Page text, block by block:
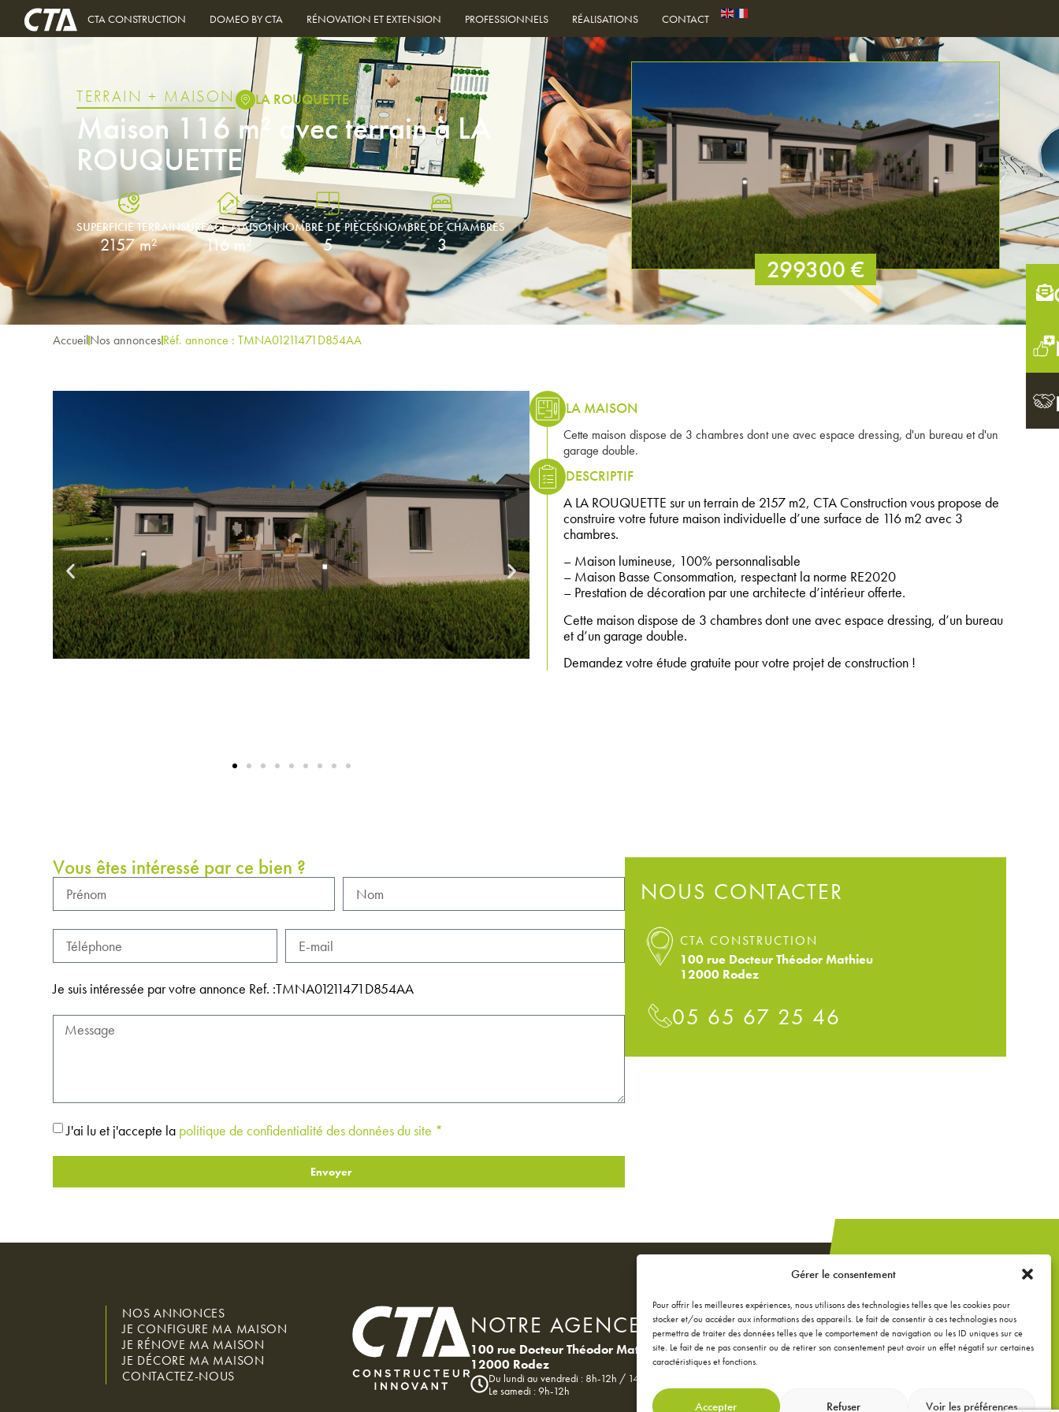
Gérer le consentement
Pour offrir les meilleures expériences, nous utilisons des technologies telles que les cookies pour
stocker et/ou accéder aux informations des appareils. Le fait de consentir à ces technologies nous
permettra de traiter des données telles que le comportement de navigation ou les ID uniques sur ce
site. Le fait de ne pas consentir ou de retirer son consentement peut avoir un effet négatif sur certaines
caractéristiques et fonctions.
Accepter Refuser Voir les préférences
CTA CONSTRUCTION DOMEO BY CTA RÉNOVATION ET EXTENSION PROFESSIONNELS RÉALISATIONS CONTACT
TERRAIN + MAISON LA ROUQUETTE
Maison 116 m² avec terrain à LA
ROUQUETTE
SUPERFICIE TERRAIN
2157 m²
SURFACE MAISON
116 m²
NOMBRE DE PIÈCES
5
NOMBRE DE CHAMBRES
3
299300 €
AccueilNos annoncesRéf. annonce : TMNA01211471D854AA
LA MAISON
Cette maison dispose de 3 chambres dont une avec espace dressing, d'un bureau et d'un
garage double.
DESCRIPTIF
A LA ROUQUETTE sur un terrain de 2157 m2, CTA Construction vous propose de
construire votre future maison individuelle d’une surface de 116 m2 avec 3
chambres.
– Maison lumineuse, 100% personnalisable
– Maison Basse Consommation, respectant la norme RE2020
– Prestation de décoration par une architecte d’intérieur offerte.
Cette maison dispose de 3 chambres dont une avec espace dressing, d’un bureau
et d’un garage double.
Demandez votre étude gratuite pour votre projet de construction !
Vous êtes intéressé par ce bien ?
Je suis intéressée par votre annonce Ref. :TMNA01211471D854AA
J'ai lu et j'accepte la politique de confidentialité des données du site *
Envoyer
NOUS CONTACTER
CTA CONSTRUCTION
100 rue Docteur Théodor Mathieu
12000 Rodez
05 65 67 25 46
NOS ANNONCES
JE CONFIGURE MA MAISON
JE RÉNOVE MA MAISON
JE DÉCORE MA MAISON
CONTACTEZ-NOUS
NOTRE AGENCE
100 rue Docteur Théodor Mathieu
12000 Rodez
Du lundi au vendredi : 8h-12h / 14h-18h
Le samedi : 9h-12h
Un projet de
extension ou
rénovation ?